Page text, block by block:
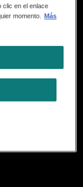
y veterinarios.
clic en el enlace
momento. Más